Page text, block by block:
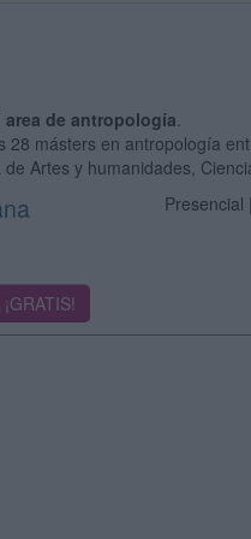
area de antropología.
28 másters en antropología
Artes y humanidades,
Presencial |